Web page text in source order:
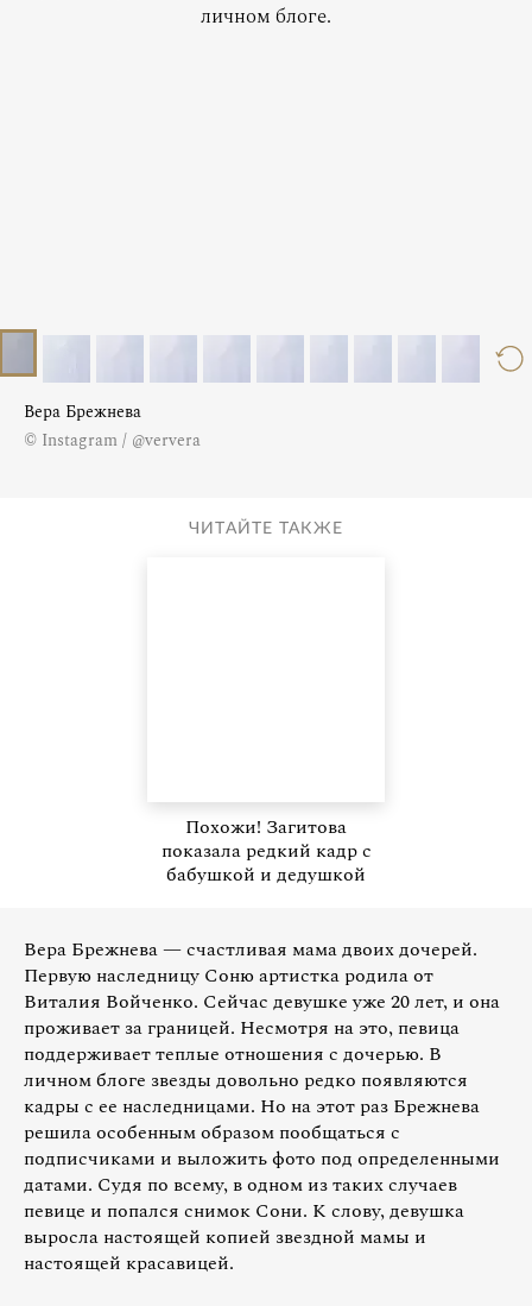
личном блоге.
Вера Брежнева
© Instagram / @ververa
ЧИТАЙТЕ ТАКЖЕ
Похожи! Загитова
показала редкий кадр с
бабушкой и дедушкой
Вера Брежнева — счастливая мама двоих дочерей.
Первую наследницу Соню артистка родила от
Виталия Войченко. Сейчас девушке уже 20 лет, и она
проживает за границей. Несмотря на это, певица
поддерживает теплые отношения с дочерью. В
личном блоге звезды довольно редко появляются
кадры с ее наследницами. Но на этот раз Брежнева
решила особенным образом пообщаться с
подписчиками и выложить фото под определенными
датами. Судя по всему, в одном из таких случаев
певице и попался снимок Сони. К слову, девушка
выросла настоящей копией звездной мамы и
настоящей красавицей.